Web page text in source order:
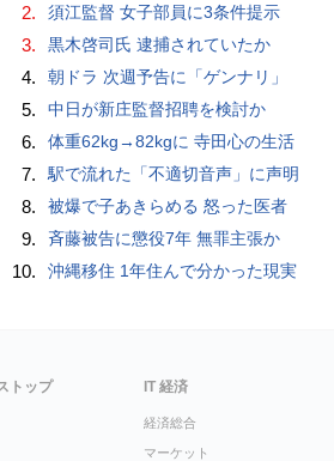
2. 須江監督 女子部員に3条件提示
3. 黒木啓司氏 逮捕されていたか
4. 朝ドラ 次週予告に「ゲンナリ」
5. 中日が新庄監督招聘を検討か
6. 体重62kg→82kgに 寺田心の生活
7. 駅で流れた「不適切音声」に声明
8. 被爆で子あきらめる 怒った医者
9. 斉藤被告に懲役7年 無罪主張か
10. 沖縄移住 1年住んで分かった現実
トップ IT 経済
経済総合
マーケット